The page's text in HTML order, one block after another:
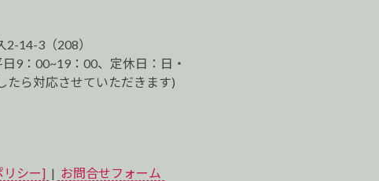
14-3（208）
9：00~19：00、定休日：日・
たら対応させていただきます)
リシー] | お問合せフォーム